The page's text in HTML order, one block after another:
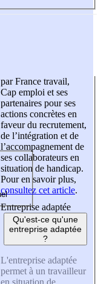
par France travail,
Cap emploi et ses
partenaires pour ses
actions concrètes en
faveur du recrutement,
de l’intégration et de
l’accompagnement de
ses collaborateurs en
situation de handicap.
Pour en savoir plus,
consultez cet article.
Entreprise adaptée
Qu'est-ce qu'une
entreprise adaptée
?
L'entreprise adaptée
permet à un travailleur
en situation de